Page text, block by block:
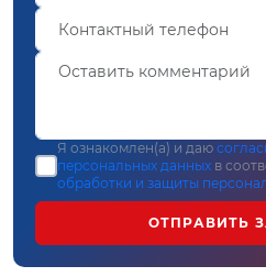
Я ознакомлен(а) и даю
персональных данных в
обработки и защиты
ОТПРАВИТЬ